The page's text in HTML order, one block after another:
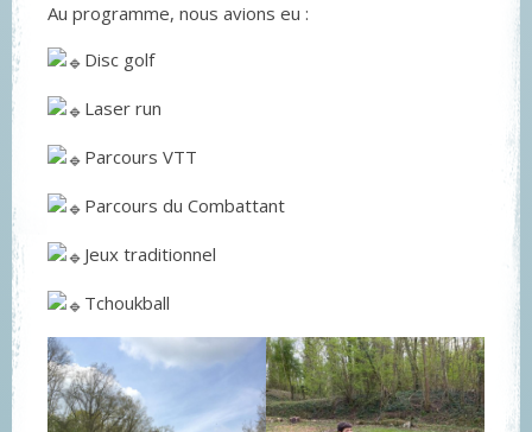
Au programme, nous avions eu :
Disc golf
Laser run
Parcours VTT
Parcours du Combattant
Jeux traditionnel
Tchoukball